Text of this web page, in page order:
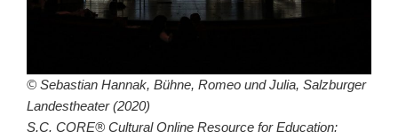
© Sebastian Hannak, Bühne, Romeo und Julia, Salzburger
Landestheater (2020)
S.C. CORE® Cultural Online Resource for Education: